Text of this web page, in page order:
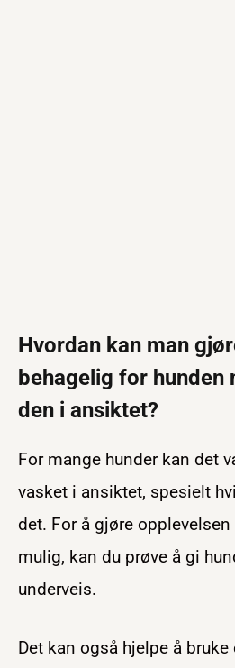
Hvordan kan man
behagelig for hunden
den i ansiktet?
For mange hunder kan det
vasket i ansiktet, spesielt
det. For å gjøre
mulig, kan du prøve å gi
underveis.
Det kan også hjelpe å